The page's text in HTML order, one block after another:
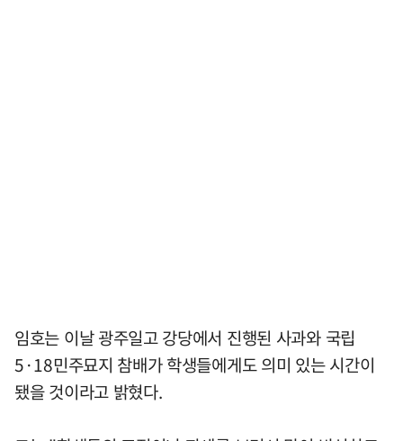
임호는 이날 광주일고 강당에서 진행된 사과와 국립
5·18민주묘지 참배가 학생들에게도 의미 있는 시간이
됐을 것이라고 밝혔다.